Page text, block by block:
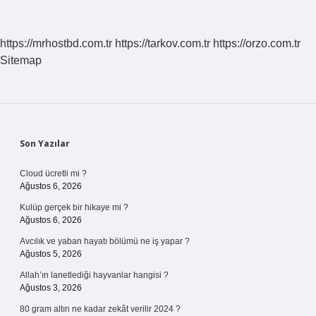
https://mrhostbd.com.tr https://tarkov.com.tr https://orzo.com.tr
Sitemap
Sidebar
Son Yazılar
Cloud ücretli mi ?
Ağustos 6, 2026
Kulüp gerçek bir hikaye mi ?
Ağustos 6, 2026
Avcılık ve yaban hayatı bölümü ne iş yapar ?
Ağustos 5, 2026
Allah’ın lanetlediği hayvanlar hangisi ?
Ağustos 3, 2026
80 gram altın ne kadar zekât verilir 2024 ?